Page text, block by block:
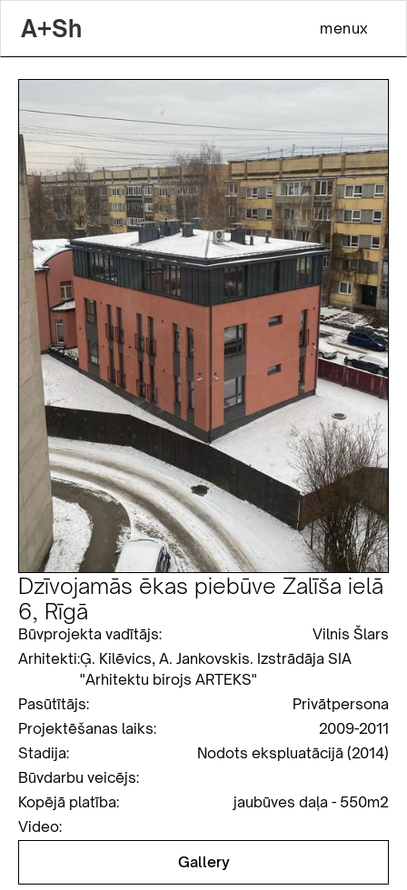
A+Sh menux
Dzīvojamās ēkas piebūve Zalīša ielā
6, Rīgā
Būvprojekta vadītājs:
Vilnis Šlars
Arhitekti:Ģ. Kilēvics, A. Jankovskis. Izstrādāja SIA
"Arhitektu birojs ARTEKS"
Pasūtītājs:
Privātpersona
Projektēšanas laiks:
2009-2011
Stadija:
Nodots ekspluatācijā (2014)
Būvdarbu veicējs:
Kopējā platība:
jaubūves daļa - 550m2
Video:
Gallery